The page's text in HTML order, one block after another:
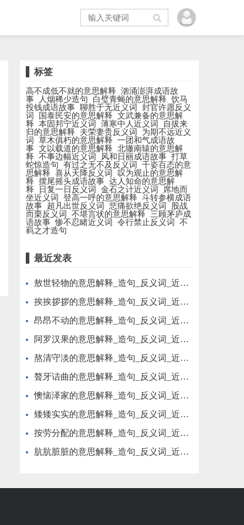
标签
高不成低不就的意思解释 汹涌澎湃成语故
事
人烟稀少造句 白璧青蝇的意思解释 饮马
投钱成语故事 聊胜于无近义词
封官许愿反义
词
国泰民安的意思解释 文武兼备的意思解
释 本固邦宁近义词 薄寒中人近义词
自拔来
归的意思解释
夫荣妻贵反义词
为期不远近义
词
草木俱朽的意思解释 一团和气成语故
事 文以载道的意思解释 北辙南辕的意思解
释 不事边幅近义词 风和日丽成语故事 打草
蛇惊造句 有过之无不及反义词
千姿百态的意
思解释 喜从天降反义词
叹为观止的意思解
释 摆尾摇头成语故事 达人知命的意思解
释
日复一日反义词 金石之计近义词
席地而
坐近义词
登高一呼的意思解释 斗转参横成语
故事 超凡出世反义词 悲痛欲绝反义词
股战
而栗反义词
不堪言状的意思解释 三顾茅庐成
语故事 惨不忍睹近义词 令行禁止反义词
不
羁之才造句
最近发表
敖世轻物的意思解释_造句_反义词_近义词_成语故事
挨挨拶拶的意思解释_造句_反义词_近义词_成语故事
昂昂不动的意思解释_造句_反义词_近义词_成语故事
阿罗汉果的意思解释_造句_反义词_近义词_成语故事
熬清守淡的意思解释_造句_反义词_近义词_成语故事
聱牙诘曲的意思解释_造句_反义词_近义词_成语故事
懊恼泽家的意思解释_造句_反义词_近义词_成语故事
矮矮实实的意思解释_造句_反义词_近义词_成语故事
按劳分配的意思解释_造句_反义词_近义词_成语故事
肮肮脏脏的意思解释_造句_反义词_近义词_成语故事